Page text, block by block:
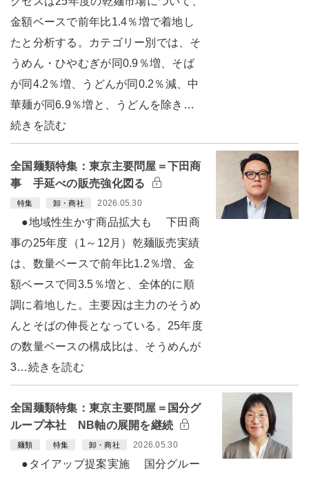
金額ベースで前年比1.4％増で着地し
たと分析する。カテゴリー別では、そ
うめん・ひやむぎが同0.9％増、そば
が同4.2％増、うどんが同0.2％減、中
華麺が同6.9％増と、うどんを除き…
続きを読む
全国麺類特集：東京主要問屋＝下田商
事 手延べの販売強化図る
特集 卸・商社 2026.05.30
●地域性生かす商品拡大も 下田商
事の25年度（1～12月）乾麺販売実績
は、数量ベースで前年比1.2％増、金
額ベースで同3.5％増と、全体的に順
調に着地した。主要因は主力のそうめ
んとそばの伸長となっている。25年度
の数量ベースの構成比は、そうめんが
3…続きを読む
全国麺類特集：東京主要問屋＝国分グ
ループ本社 NB軸の展開を継続
麺類 特集 卸・商社 2026.05.30
●タイアップ提案実施 国分グルー